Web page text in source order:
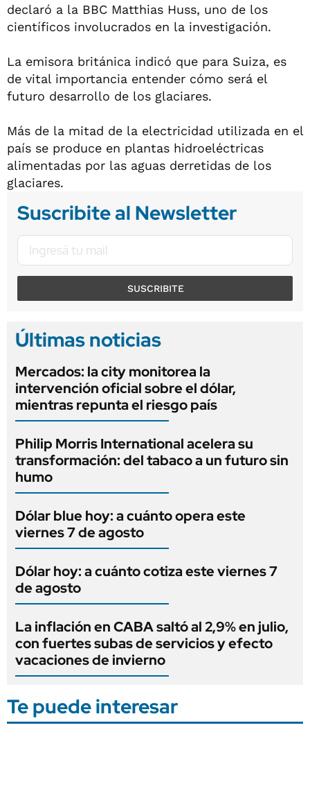
declaró a la BBC Matthias Huss, uno de los
científicos involucrados en la investigación.
La emisora británica indicó que para Suiza, es
de vital importancia entender cómo será el
futuro desarrollo de los glaciares.
Más de la mitad de la electricidad utilizada en el
país se produce en plantas hidroeléctricas
alimentadas por las aguas derretidas de los
glaciares.
Suscribite al Newsletter
SUSCRIBITE
Últimas noticias
Mercados: la city monitorea la
intervención oficial sobre el dólar,
mientras repunta el riesgo país
Philip Morris International acelera su
transformación: del tabaco a un futuro sin
humo
Dólar blue hoy: a cuánto opera este
viernes 7 de agosto
Dólar hoy: a cuánto cotiza este viernes 7
de agosto
La inflación en CABA saltó al 2,9% en julio,
con fuertes subas de servicios y efecto
vacaciones de invierno
Te puede interesar